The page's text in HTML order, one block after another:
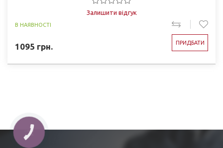
Залишити відгук
В НАЯВНОСТІ
1095 грн. ПРИДБАТИ